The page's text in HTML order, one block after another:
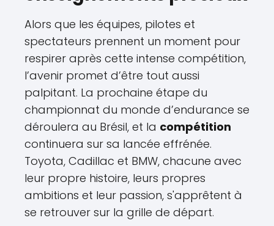
Alors que les équipes, pilotes et
spectateurs prennent un moment pour
respirer après cette intense compétition,
l’avenir promet d’être tout aussi
palpitant. La prochaine étape du
championnat du monde d’endurance se
déroulera au Brésil, et la compétition
continuera sur sa lancée effrénée.
Toyota, Cadillac et BMW, chacune avec
leur propre histoire, leurs propres
ambitions et leur passion, s'apprêtent à
se retrouver sur la grille de départ.